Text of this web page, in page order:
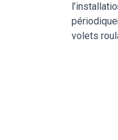
volets